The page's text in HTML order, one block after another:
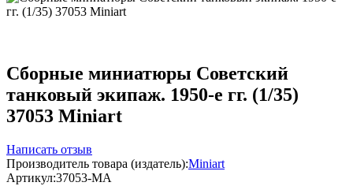
Сборные миниатюры Советский
танковый экипаж. 1950-е гг. (1/35)
37053 Miniart
Написать отзыв
Производитель товара (издатель):Miniart
Артикул:37053-MA